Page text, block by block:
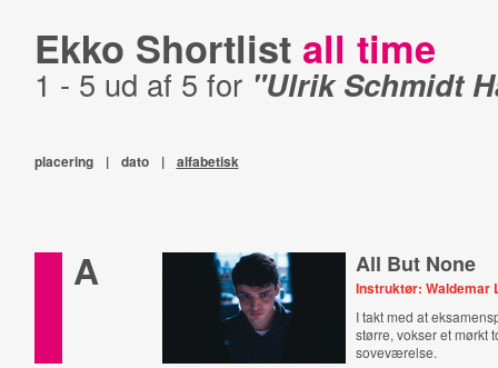
Ekko Shortlist all time
1 - 5 ud af 5 for "Ulrik Schmidt
placering | dato | alfabetisk
A All But None
Instruktør: Waldemar
I takt med at
større, vokser et mørkt
soveværelse.